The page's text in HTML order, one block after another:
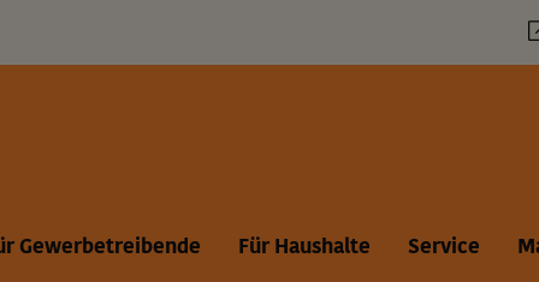
Gewerbetreibende Für Haushalte Service